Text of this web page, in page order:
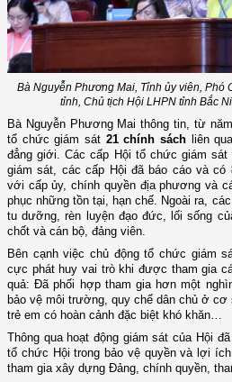
Bà Nguyễn Phương Mai, Tỉnh ủy viên, Phó
tỉnh, Chủ tịch Hội LHPN tỉnh Bắc
Bà Nguyễn Phương Mai thông tin, từ
tổ chức giám sát 21 chính sách liên
đẳng giới. Các cấp Hội tổ chức giám
giám sát, các cấp Hội đã báo cáo và có
với cấp ủy, chính quyền địa phương và
phục những tồn tại, hạn chế. Ngoài ra,
tu dưỡng, rèn luyện đạo đức, lối sống
chốt và cán bộ, đảng viên.
Bên cạnh việc chủ động tổ chức giám
cực phát huy vai trò khi được tham gia
quả: Đã phối hợp tham gia hơn một
bảo vệ môi trường, quy chế dân chủ ở cơ
trẻ em có hoàn cảnh đặc biệt khó khăn…
Thông qua hoạt động giám sát của Hội
tổ chức Hội trong bảo vệ quyền và lợi
tham gia xây dựng Đảng, chính quyền,